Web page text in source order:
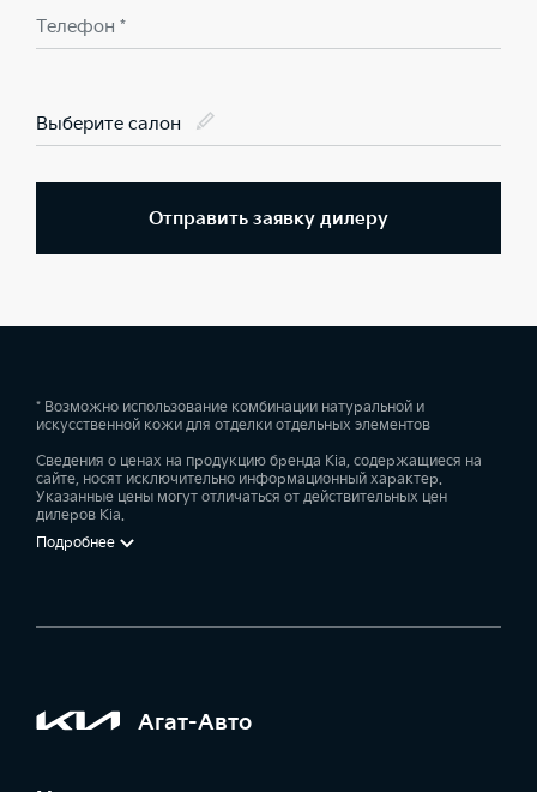
Телефон *
Выберите салон
Отправить заявку дилеру
* Возможно использование комбинации натуральной и
искусственной кожи для отделки отдельных элементов
Сведения о ценах на продукцию бренда Kia, содержащиеся на
сайте, носят исключительно информационный характер.
Указанные цены могут отличаться от действительных цен
дилеров Kia.
Подробнее
Агат-Авто